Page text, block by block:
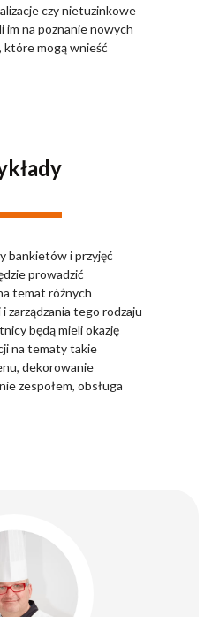
czy nietuzinkowe
im na poznanie nowych
które mogą wnieść
bankietów i przyjęć
prowadzić
temat różnych
zarządzania tego rodzaju
będą mieli okazję
na tematy takie
dekorowanie
zespołem, obsługa